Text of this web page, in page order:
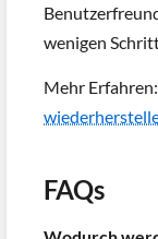
wenigen
Mehr Erfahren:
FAQs